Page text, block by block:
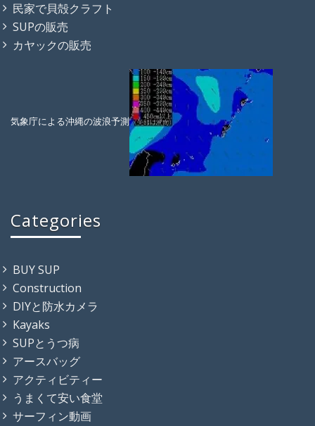
民家で貝殻クラフト
SUPの販売
カヤックの販売
気象庁による沖縄の波浪予測
Categories
BUY SUP
Construction
DIYと防水カメラ
Kayaks
SUPとうつ病
アースバッグ
アクティビティー
うまくて安い食堂
サーフィン動画